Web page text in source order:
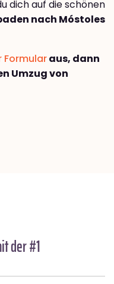
dich auf die schönen
nach Móstoles
Formularaus, dann
Umzug von
der #1